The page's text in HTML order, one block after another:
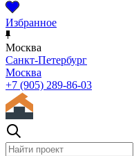
Избранное
Москва
Санкт-Петербург
Москва
+7 (905) 289-86-03